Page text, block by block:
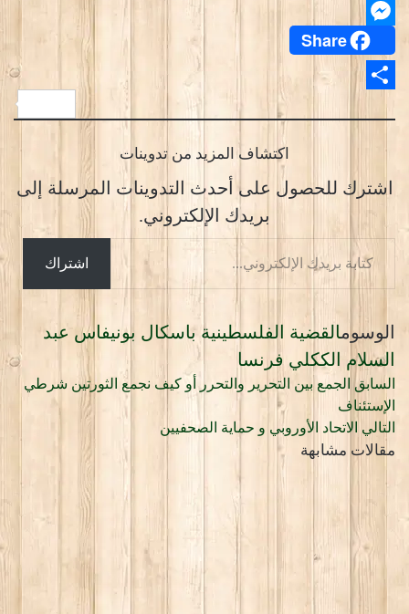
Telegram
Messenger
Share
اكتشاف المزيد من تدوينات
اشترك للحصول على أحدث التدوينات المرسلة إلى
بريدك الإلكتروني.
بريدك
الإلكتروني...
اشتراك
الوسومالقضية الفلسطينية باسكال بونيفاس عبد
السلام الككلي فرنسا
السابق الجمع بين التحرير والتحرر أو كيف نجمع الثورتين شرطي
الإستئناف
التالي الاتحاد الأوروبي و حماية الصحفيين
مقالات مشابهة